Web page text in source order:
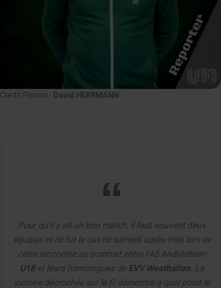
Crédit Photos : David HERRMANN
Pour qu’il y ait un bon match, il faut souvent deux
équipes et ce fut le cas ce samedi après-midi lors de
cette rencontre au sommet entre l’AS Andolsheim
U18et leurs homologues de EVV Westhalten. La
victoire décrochée sur le fil démontre à quel point le